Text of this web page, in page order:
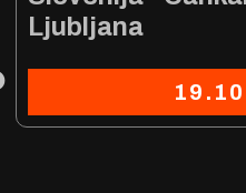
Rambo